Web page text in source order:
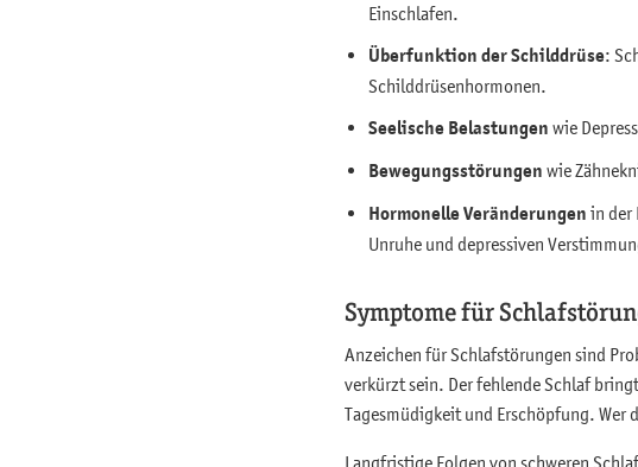
Einschlafen.
Überfunktion der Schilddrüse:
Schilddrüsenhormonen.
Seelische Belastungen wie
Bewegungsstörungen wie
Hormonelle Veränderungenin der
Unruhe und depressiven
Symptome für
Anzeichen für Schlafstörungen sind
verkürzt sein. Der fehlende Schlaf
Tagesmüdigkeit und Erschöpfung.
Langfristige Folgen von schweren